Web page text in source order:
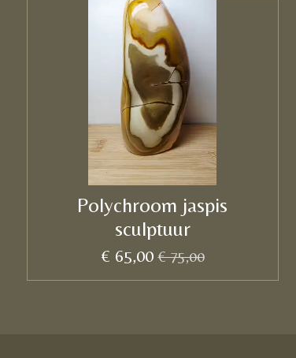
Polychroom jaspis
sculptuur
€ 65,00 € 75,00